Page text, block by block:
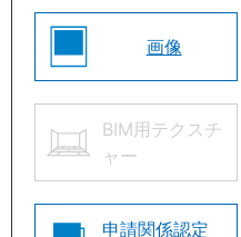
画像
BIM用テクスチ
ャー
申請関係認定